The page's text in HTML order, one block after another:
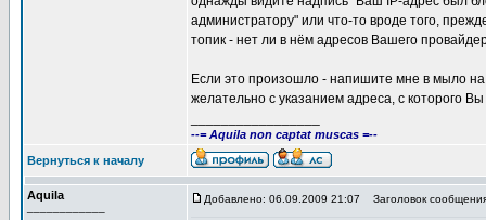
администратору" или что-то вроде того,
топик - нет ли в нём адресов Вашего
Если это произошло - напишите мне в мыло
желательно с указанием адреса, с которого
--= Aquila non captat muscas =--
Вернуться к началу
Aquila Добавлено: 06.09.2009 21:07 Заголовок